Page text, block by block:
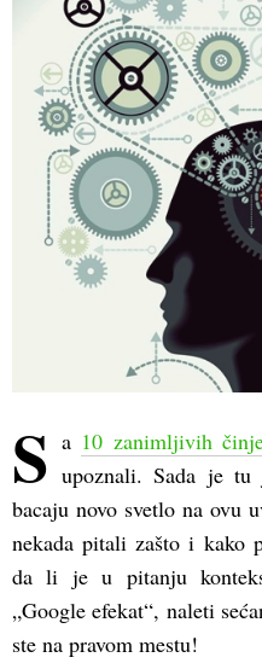
in
new
window)
in
new
window)
in
new
window)
S a 10 zanimljivih
upoznali. Sada je
bacaju novo svetlo na ovu
nekada pitali zašto i kako
da li je u pitanju
„Google efekat“, naleti
ste na pravom mestu!